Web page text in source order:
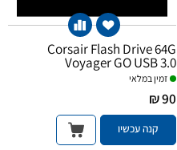
Corsair Flash Drive 64G
Voyager GO USB 3.0
זמין במלאי
90 ₪
קנה עכשיו